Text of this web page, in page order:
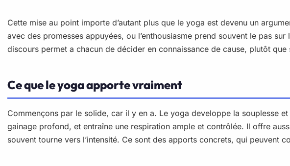
Cette mise au point importe d’autant plus que le yoga est devenu un
avec des promesses appuyées, ou l’enthousiasme prend souvent le pas
discours permet a chacun de décider en connaissance de cause, plutôt
Ce que le yoga apporte vraiment
Commençons par le solide, car il y en a. Le yoga developpe la souplesse
gainage profond, et entraîne une respiration ample et contrôlée. Il offre
souvent tourne vers l’intensité. Ce sont des apports concrets, qui peuvent